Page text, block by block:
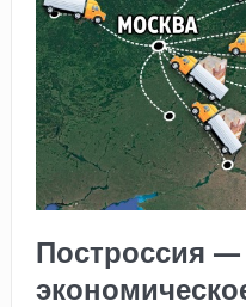
Построссия —